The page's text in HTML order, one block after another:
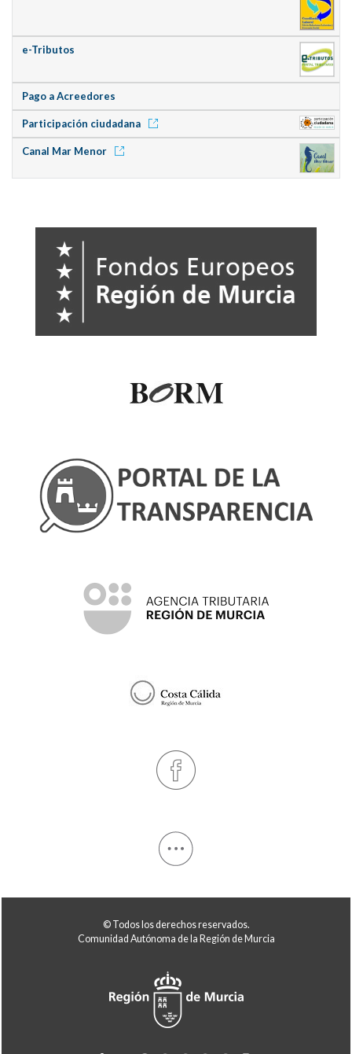
e-Tributos
Pago a Acreedores
Participación ciudadana
Canal Mar Menor
© Todos los derechos reservados.
Comunidad Autónoma de la Región de Murcia